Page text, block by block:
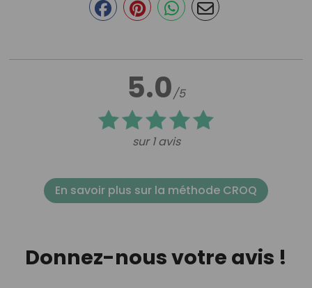
5.0/5
sur 1 avis
En savoir plus sur la méthode CROQ
Donnez-nous votre avis !